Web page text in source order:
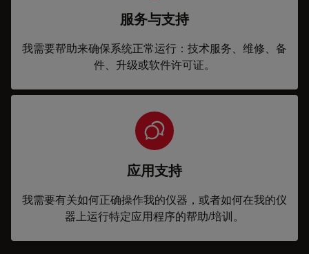
服务与支持
我需要帮助来确保系统正常运行：技术服务、维修、备
件、升级或软件许可证。
应用支持
我需要有关如何正确操作我的仪器，或者如何在我的仪
器上运行特定应用程序的帮助/培训。